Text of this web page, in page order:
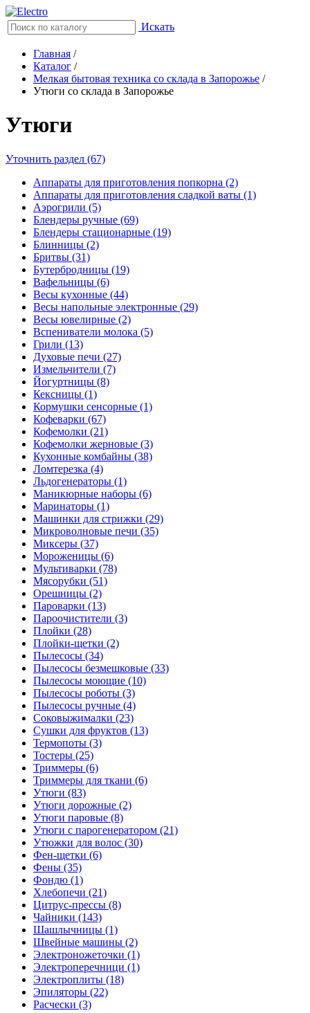
Искать
Главная /
Каталог /
Мелкая бытовая техника со склада в Запорожье /
Утюги со склада в Запорожье
Утюги
Уточнить раздел (67)
Аппараты для приготовления попкорна (2)
Аппараты для приготовления сладкой ваты (1)
Аэрогрили (5)
Блендеры ручные (69)
Блендеры стационарные (19)
Блинницы (2)
Бритвы (31)
Бутербродницы (19)
Вафельницы (6)
Весы кухонные (44)
Весы напольные электронные (29)
Весы ювелирные (2)
Вспениватели молока (5)
Грили (13)
Духовые печи (27)
Измельчители (7)
Йогуртницы (8)
Кексницы (1)
Кормушки сенсорные (1)
Кофеварки (67)
Кофемолки (21)
Кофемолки жерновые (3)
Кухонные комбайны (38)
Ломтерезка (4)
Льдогенераторы (1)
Маникюрные наборы (6)
Маринаторы (1)
Машинки для стрижки (29)
Микроволновые печи (35)
Миксеры (37)
Мороженицы (6)
Мультиварки (78)
Мясорубки (51)
Орешницы (2)
Пароварки (13)
Пароочистители (3)
Плойки (28)
Плойки-щетки (2)
Пылесосы (34)
Пылесосы безмешковые (33)
Пылесосы моющие (10)
Пылесосы роботы (3)
Пылесосы ручные (4)
Соковыжималки (23)
Сушки для фруктов (13)
Термопоты (3)
Тостеры (25)
Триммеры (6)
Триммеры для ткани (6)
Утюги (83)
Утюги дорожные (2)
Утюги паровые (8)
Утюги с парогенератором (21)
Утюжки для волос (30)
Фен-щетки (6)
Фены (35)
Фондю (1)
Хлебопечи (21)
Цитрус-прессы (8)
Чайники (143)
Шашлычницы (1)
Швейные машины (2)
Электроножеточки (1)
Электроперечници (1)
Электроплиты (18)
Эпиляторы (22)
Расчески (3)